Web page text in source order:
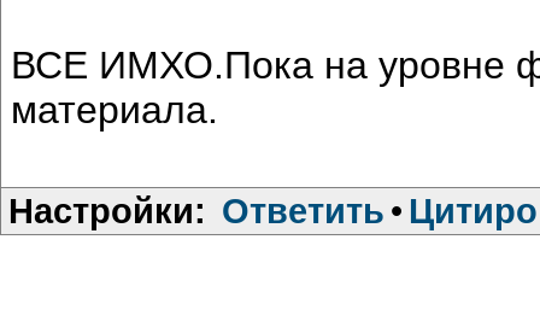
ВСЕ ИМХО.Пока на уровне
материала.
Настройки: Ответить •